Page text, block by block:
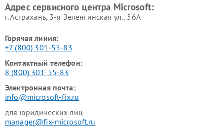
Адрес сервисного центра Microsoft:
г. Астрахань, 3-я Зеленгинская ул., 56А
Горячая линия:
+7 (800) 301-55-83
Контактный телефон:
8 (800) 301-55-83
Электронная почта:
info@microsoft-fix.ru
для юридических лиц
manager@fix-microsoft.ru